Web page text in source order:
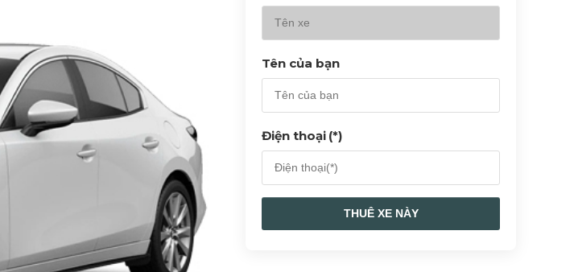
Tên của bạn
Điện thoại (*)